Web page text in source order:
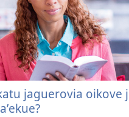
jaguerovia oikove